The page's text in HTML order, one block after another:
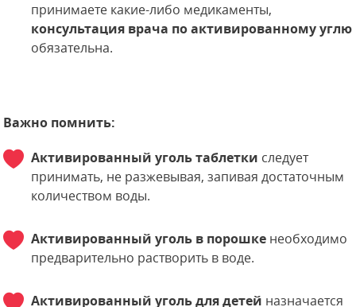
принимаете какие-либо медикаменты,
консультация врача по активированному углю
обязательна.
Важно помнить:
Активированный уголь таблетки следует
принимать, не разжевывая, запивая достаточным
количеством воды.
Активированный уголь в порошке необходимо
предварительно растворить в воде.
Активированный уголь для детей назначается